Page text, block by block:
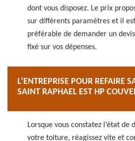
dont vous disposez. Le prix
sur différents paramètres et il
préférable de demander un
fixé sur vos dépenses.
L’ENTREPRISE POUR REFAIRE
SAINT RAPHAEL EST HP
Lorsque vous constatez l’état de
votre toiture, réagissez vite et